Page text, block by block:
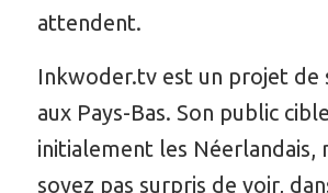
attendent.
Inkwoder.tv est un projet de
aux Pays-Bas. Son public
initialement les Néerlandais,
soyez pas surpris de voir,